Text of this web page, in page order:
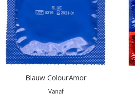
Blauw ColourAmor
Vanaf